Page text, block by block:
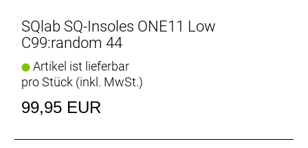
SQlab SQ-Insoles ONE11 Low
C99:random 44
Artikel ist lieferbar
pro Stück (inkl. MwSt.)
99,95 EUR